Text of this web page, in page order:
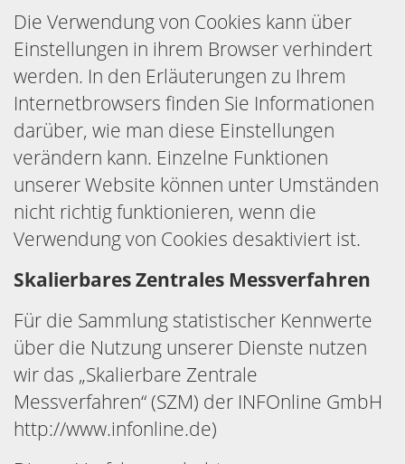
Die Verwendung von Cookies kann über
Einstellungen in ihrem Browser verhindert
werden. In den Erläuterungen zu Ihrem
Internetbrowsers finden Sie Informationen
darüber, wie man diese Einstellungen
verändern kann. Einzelne Funktionen
unserer Website können unter Umständen
nicht richtig funktionieren, wenn die
Verwendung von Cookies desaktiviert ist.
Skalierbares Zentrales Messverfahren
Für die Sammlung statistischer Kennwerte
über die Nutzung unserer Dienste nutzen
wir das „Skalierbare Zentrale
Messverfahren“ (SZM) der INFOnline GmbH
http://www.infonline.de)